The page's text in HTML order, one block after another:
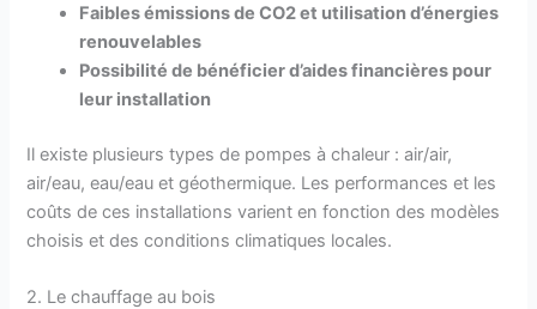
Faibles émissions de CO2 et utilisation d’énergies
renouvelables
Possibilité de bénéficier d’aides financières pour
leur installation
Il existe plusieurs types de pompes à chaleur : air/air,
air/eau, eau/eau et géothermique. Les performances et les
coûts de ces installations varient en fonction des modèles
choisis et des conditions climatiques locales.
2. Le chauffage au bois